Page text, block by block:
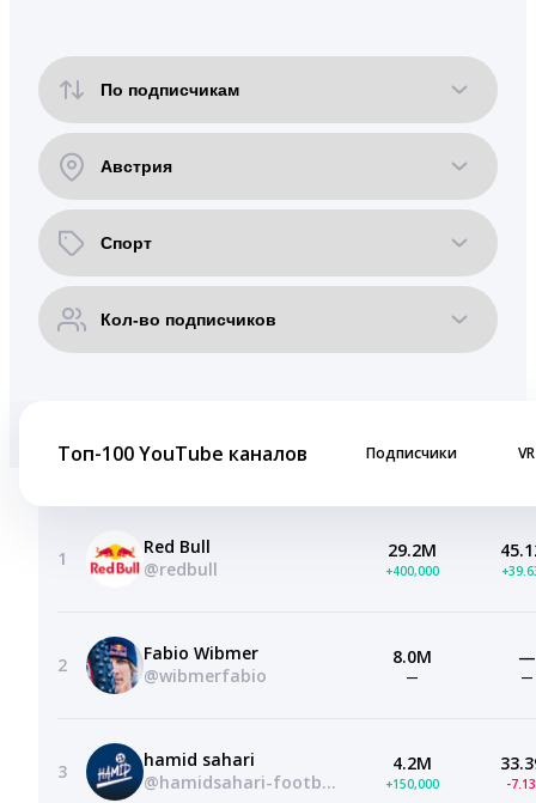
Топ-100 YouTube каналов Подписчики VR
1
Red Bull
@redbull
29.2M
+400,000
2
Fabio Wibmer
@wibmerfabio
8.0M
—
—
—
3
hamid sahari
@hamidsahari-football1
4.2M
+150,000 -